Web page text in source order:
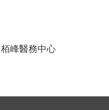
栢峰醫務中心